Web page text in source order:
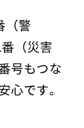
（警
（災害
号もつな
心です。